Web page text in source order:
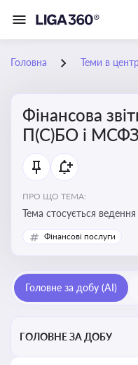
Головна Теми в
Фінансова
П(С)БО і МСФЗ
ПРО ЩО ТЕМА:
Тема стосується
складання фінансової
національних і
Фінансові послуги
Головне за добу (AI)
ГОЛОВНЕ ЗА ДОБУ